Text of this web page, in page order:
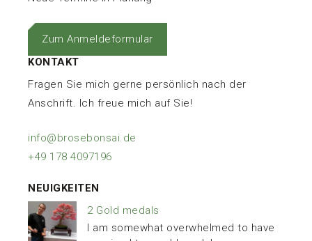
Zum Anmeldeformular
KONTAKT
Fragen Sie mich gerne persönlich nach der
Anschrift. Ich freue mich auf Sie!
info@brosebonsai.de
+49 178 4097196
NEUIGKEITEN
2 Gold medals
I am somewhat overwhelmed to have